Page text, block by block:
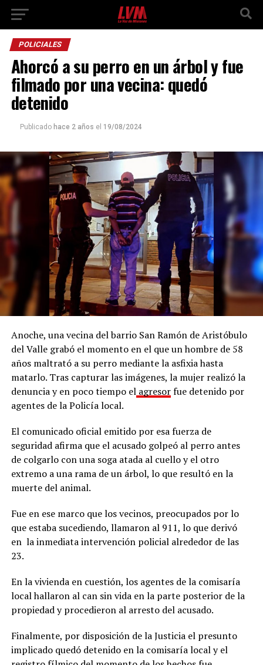
POLICIALES
Ahorcó a su perro en un árbol y fue
filmado por una vecina: quedó
detenido
Publicado hace 2 años el 19/08/2024
Anoche, una vecina del barrio San Ramón de Aristóbulo
del Valle grabó el momento en el que un hombre de 58
años maltrató a su perro mediante la asfixia hasta
matarlo. Tras capturar las imágenes, la mujer realizó la
denuncia y en poco tiempo elagresorfue detenido por
agentes de la Policía local.
El comunicado oficial emitido por esa fuerza de
seguridad afirma que el acusado golpeó al perro antes
de colgarlo con una soga atada al cuello y el otro
extremo a una rama de un árbol, lo que resultó en la
muerte del animal.
Fue en ese marco que los vecinos, preocupados por lo
que estaba sucediendo, llamaron al 911, lo que derivó
en la inmediata intervención policial alrededor de las
23.
En la vivienda en cuestión, los agentes de la comisaría
local hallaron al can sin vida en la parte posterior de la
propiedad y procedieron al arresto del acusado.
Finalmente, por disposición de la Justicia el presunto
implicado quedó detenido en la comisaría local y el